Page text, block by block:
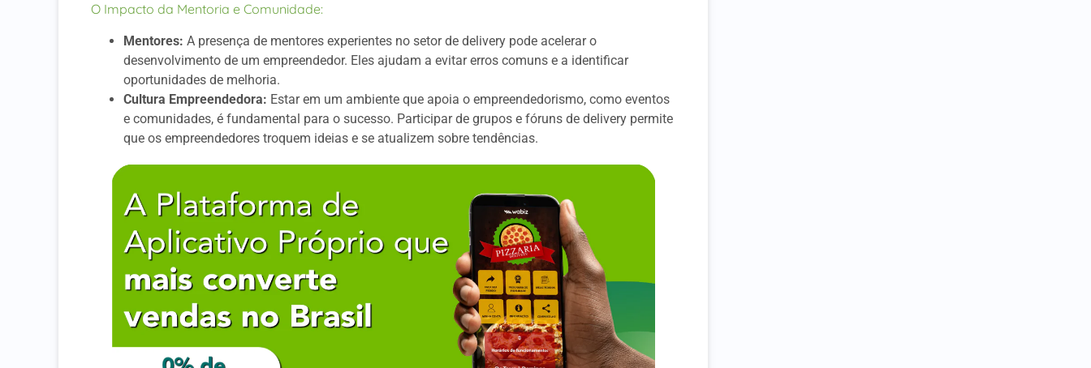
O Impacto da Mentoria e Comunidade:
Mentores: A presença de mentores experientes no setor de delivery pode acelerar o
desenvolvimento de um empreendedor. Eles ajudam a evitar erros comuns e a identificar
oportunidades de melhoria.
Cultura Empreendedora: Estar em um ambiente que apoia o empreendedorismo, como eventos
e comunidades, é fundamental para o sucesso. Participar de grupos e fóruns de delivery permite
que os empreendedores troquem ideias e se atualizem sobre tendências.